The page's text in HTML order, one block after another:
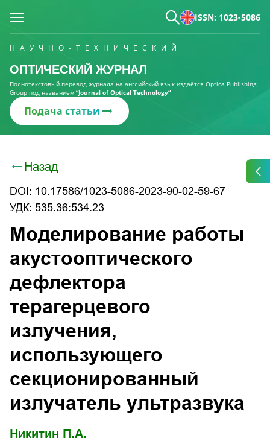
ISSN: 1023-5086
НАУЧНО-ТЕХНИЧЕСКИЙ
ОПТИЧЕСКИЙ ЖУРНАЛ
Полнотекстовый перевод журнала на английский язык издаётся Optica Publishing
Group под названием “Journal of Optical Technology“
Подача статьи
Назад
DOI: 10.17586/1023-5086-2023-90-02-59-67
УДК: 535.36:534.23
Моделирование работы
акустооптического
дефлектора
терагерцевого
излучения,
использующего
секционированный
излучатель ультразвука
Никитин П.А.